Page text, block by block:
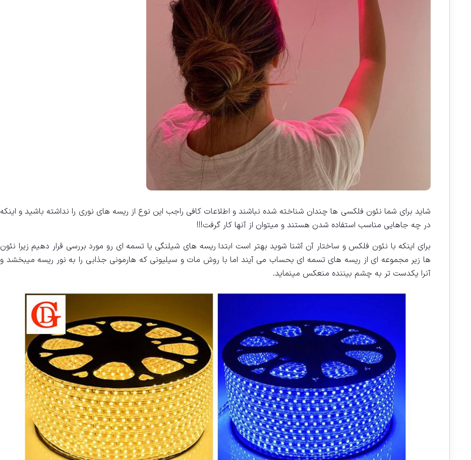
شاید برای شما نئون فلکسی ها چندان شناخته شده نباشند و اطلاعات کافی راجب این نوع از ریسه های نوری را نداشته باشید و اینکه
در چه جاهایی مناسب استفاده شدن هستند و میتوان از آنها کار گرفت!!!
برای اینکه با نئون فلکس و ساختار آن آشنا شوید بهتر است ابتدا ریسه های شیلنگی یا تسمه ای رو مورد بررسی قرار دهیم زیرا نئون
ها زیر مجموعه ای از ریسه های تسمه ای بحساب می آیند اما با روش مات و سیلیونی که هارمونی جذابی را به نور ریسه میبخشد و
آنرا یکدست تر به چشم بیننده منعکس مینماید.